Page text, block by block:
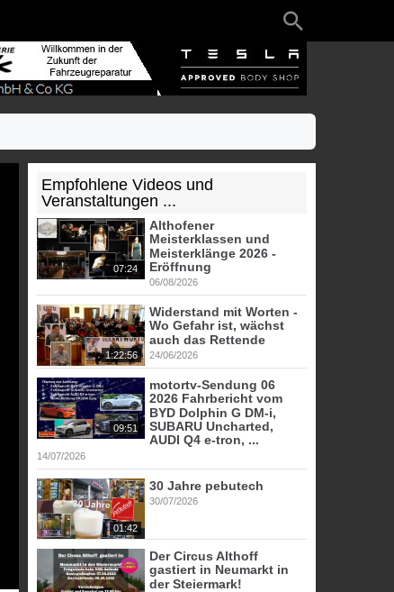
Empfohlene Videos und
Veranstaltungen ...
07:24
Althofener
Meisterklassen und
Meisterklänge 2026 -
Eröffnung
06/08/2026
1:22:56
Widerstand mit Worten -
Wo Gefahr ist, wächst
auch das Rettende
24/06/2026
09:51
motortv-Sendung 06
2026 Fahrbericht vom
BYD Dolphin G DM-i,
SUBARU Uncharted,
AUDI Q4 e-tron, ...
14/07/2026
01:42
30 Jahre pebutech
30/07/2026
Der Circus Althoff
gastiert in Neumarkt in
der Steiermark!